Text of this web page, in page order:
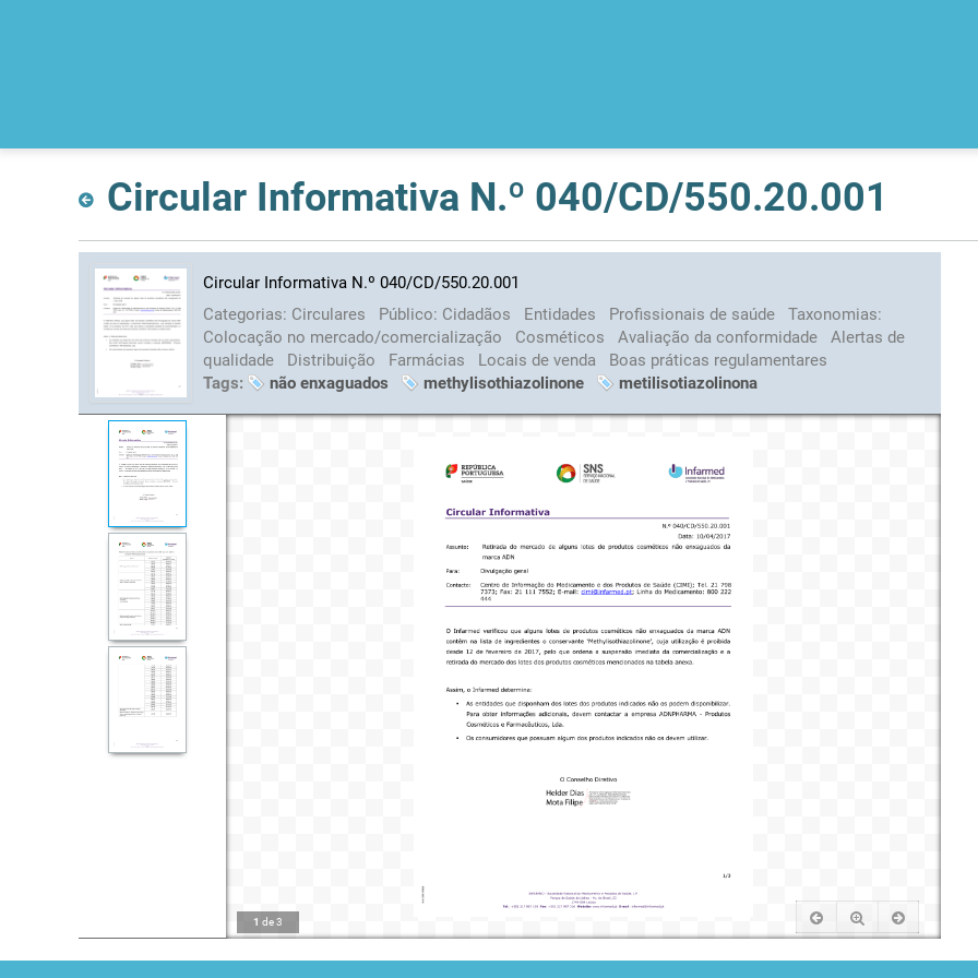
Circular Informativa N.º 040/CD/550.20.001
Circular Informativa N.º 040/CD/550.20.001
Categorias: Circulares Público: Cidadãos Entidades Profissionais de saúde
Taxonomias:
Colocação no mercado/comercialização
Cosméticos Avaliação da conformidade
Alertas de
qualidade
Distribuição Farmácias Locais de venda
Boas práticas regulamentares
Tags:
não enxaguados methylisothiazolinone metilisotiazolinona
1 de3